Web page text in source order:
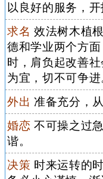
以良好的服务，开
求名 效法树木植
德和学业两个方
时，肩负起改善
为宜，切不可争进
外出 准备充分，
婚恋 不可操之过
谐。
决策 时来运转的